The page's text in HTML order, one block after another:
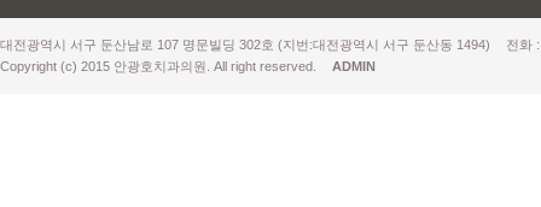
대전광역시 서구 둔산남로 107 명문빌딩 302호 (지번:대전광역시 서구 둔산동 1494)
전화
Copyright (c) 2015 안광호치과의원. All right reserved.
ADMIN